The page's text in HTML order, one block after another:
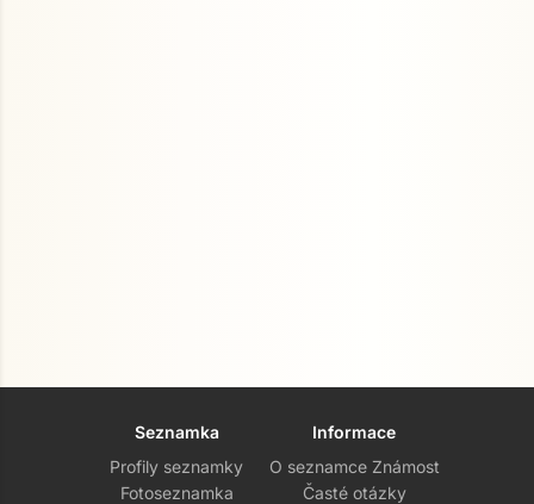
Seznamka
Profily seznamky
Fotoseznamka
Informace
O seznamce Známost
Časté otázky